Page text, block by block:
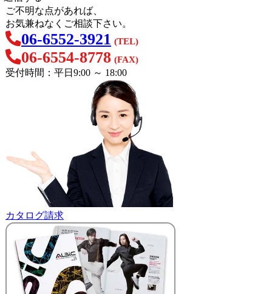
ご不明な点があれば、
お気兼ねなくご相談下さい。
06-6552-3921 (TEL)
06-6554-8778 (FAX)
受付時間：平日9:00 ～ 18:00
カタログ請求